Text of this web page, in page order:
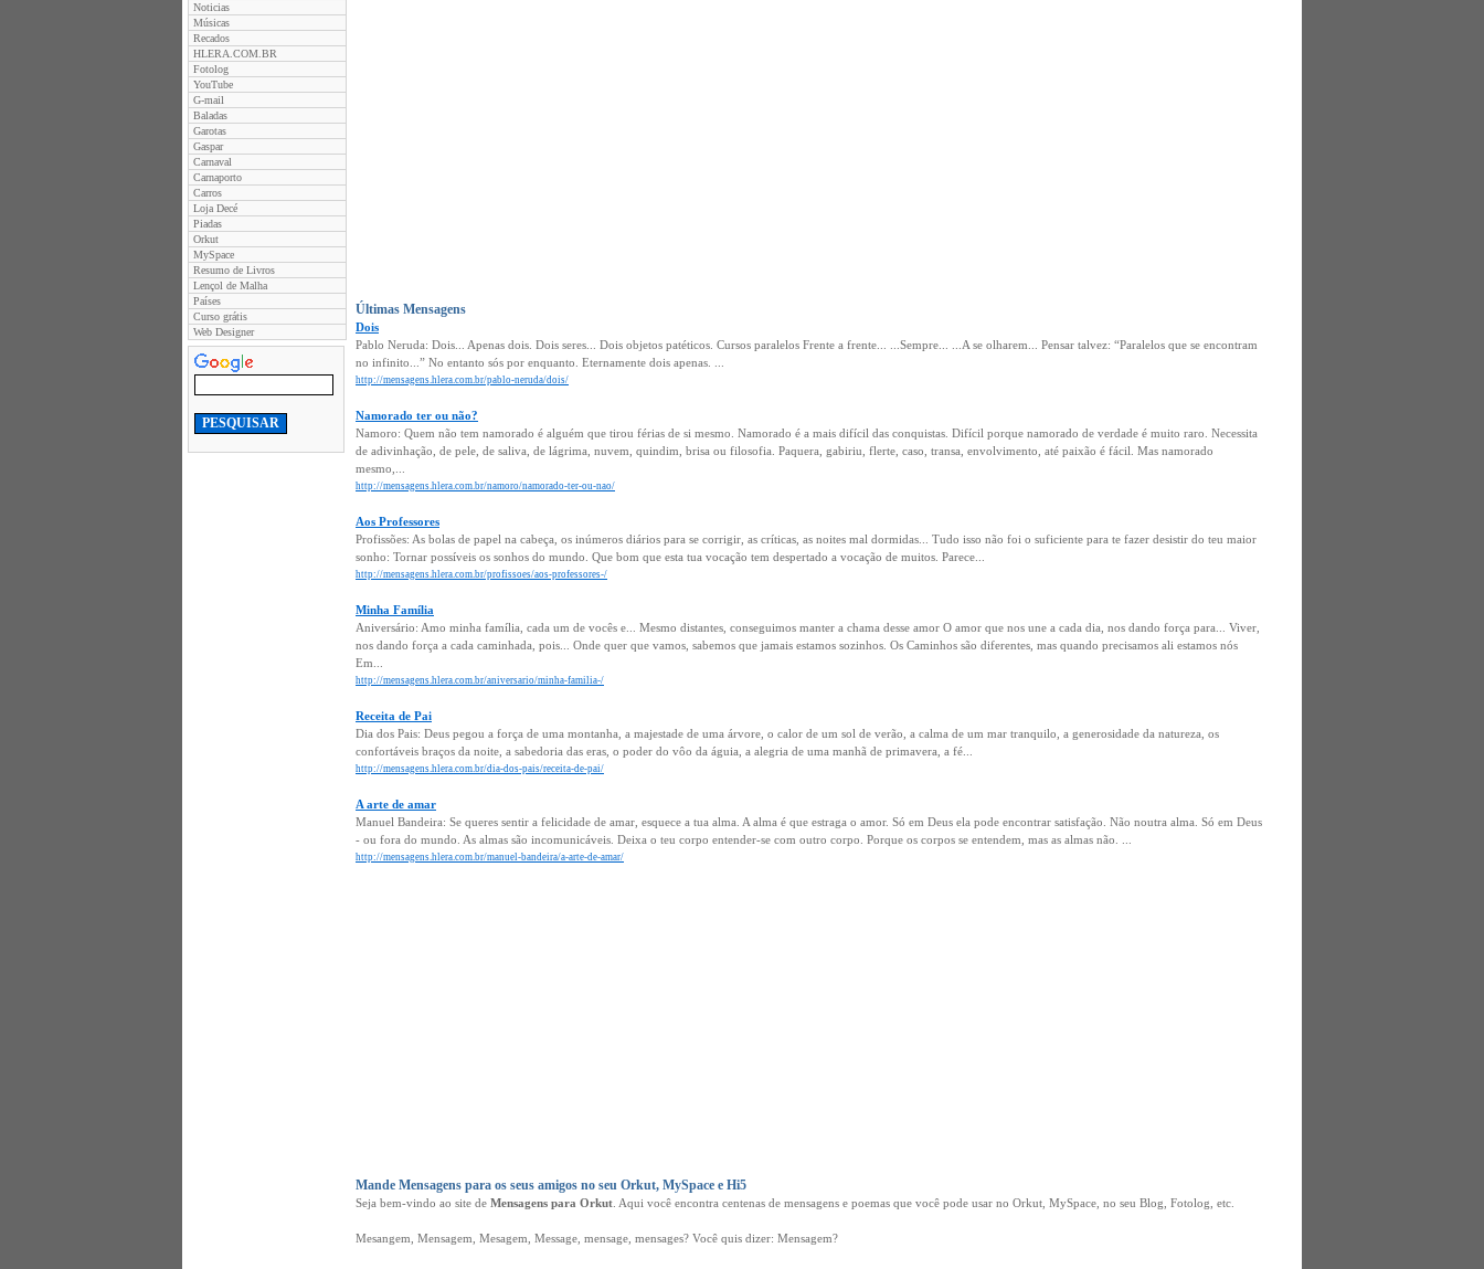
Noticias
Músicas
Recados
HLERA.COM.BR
Fotolog
YouTube
G-mail
Baladas
Garotas
Gaspar
Carnaval
Carnaporto
Carros
Loja Decé
Piadas
Orkut
MySpace
Resumo de Livros
Lençol de Malha
Países
Curso grátis
Web Designer
Últimas Mensagens
Dois
Pablo Neruda: Dois... Apenas dois. Dois seres... Dois objetos patéticos. Cursos paralelos Frente a frente... ...Sempre... ...A se olharem... Pensar talvez: “Paralelos que se encontram
no infinito...” No entanto sós por enquanto. Eternamente dois apenas. ...
http://mensagens.hlera.com.br/pablo-neruda/dois/
Namorado ter ou não?
Namoro: Quem não tem namorado é alguém que tirou férias de si mesmo. Namorado é a mais difícil das conquistas. Difícil porque namorado de verdade é muito raro. Necessita
de adivinhação, de pele, de saliva, de lágrima, nuvem, quindim, brisa ou filosofia. Paquera, gabiriu, flerte, caso, transa, envolvimento, até paixão é fácil. Mas namorado
mesmo,...
http://mensagens.hlera.com.br/namoro/namorado-ter-ou-nao/
Aos Professores
Profissões: As bolas de papel na cabeça, os inúmeros diários para se corrigir, as críticas, as noites mal dormidas... Tudo isso não foi o suficiente para te fazer desistir do teu maior
sonho: Tornar possíveis os sonhos do mundo. Que bom que esta tua vocação tem despertado a vocação de muitos. Parece...
http://mensagens.hlera.com.br/profissoes/aos-professores-/
Minha Família
Aniversário: Amo minha família, cada um de vocês e... Mesmo distantes, conseguimos manter a chama desse amor O amor que nos une a cada dia, nos dando força para... Viver,
nos dando força a cada caminhada, pois... Onde quer que vamos, sabemos que jamais estamos sozinhos. Os Caminhos são diferentes, mas quando precisamos ali estamos nós
Em...
http://mensagens.hlera.com.br/aniversario/minha-familia-/
Receita de Pai
Dia dos Pais: Deus pegou a força de uma montanha, a majestade de uma árvore, o calor de um sol de verão, a calma de um mar tranquilo, a generosidade da natureza, os
confortáveis braços da noite, a sabedoria das eras, o poder do vôo da águia, a alegria de uma manhã de primavera, a fé...
http://mensagens.hlera.com.br/dia-dos-pais/receita-de-pai/
A arte de amar
Manuel Bandeira: Se queres sentir a felicidade de amar, esquece a tua alma. A alma é que estraga o amor. Só em Deus ela pode encontrar satisfação. Não noutra alma. Só em Deus
- ou fora do mundo. As almas são incomunicáveis. Deixa o teu corpo entender-se com outro corpo. Porque os corpos se entendem, mas as almas não. ...
http://mensagens.hlera.com.br/manuel-bandeira/a-arte-de-amar/
Mande Mensagens para os seus amigos no seu Orkut, MySpace e Hi5
Seja bem-vindo ao site de Mensagens para Orkut . Aqui você encontra centenas de mensagens e poemas que você pode usar no Orkut, MySpace, no seu Blog, Fotolog, etc.
Mesangem, Mensagem, Mesagem, Message, mensage, mensages? Você quis dizer: Mensagem?